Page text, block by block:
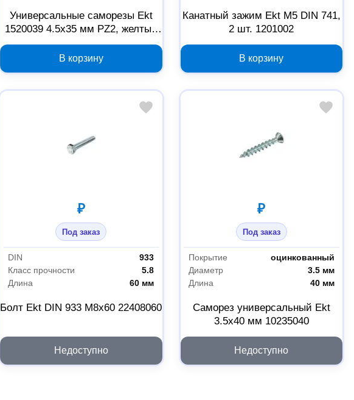
Универсальные саморезы Ekt
1520039 4.5х35 мм PZ2, желтый
цинк, 13 шт
В корзину
Канатный зажим Ekt М5 DIN 741,
2 шт. 1201002
В корзину
₽
Под заказ
DIN
933
Класс прочности
5.8
Длина
60 мм
Болт Ekt DIN 933 M8x60 22408060
Недоступно
₽
Под заказ
Покрытие
оцинкованный
Диаметр
3.5 мм
Длина
40 мм
Саморез универсальный Ekt
3.5x40 мм 10235040
Недоступно